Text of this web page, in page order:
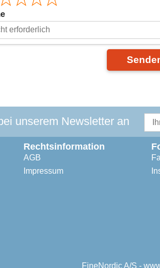
unserem Newsletter an
Rechtsinformation
AGB
Impressum
FineNordic A/S -